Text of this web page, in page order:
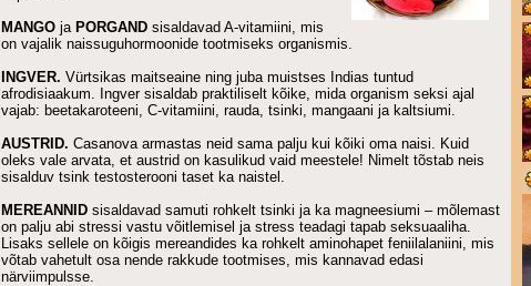
MANGO ja PORGAND sisaldavad A-vitamiini, mis
on vajalik naissuguhormoonide tootmiseks organismis.
INGVER. Vürtsikas maitseaine ning juba muistses Indias tuntud
afrodisiaakum. Ingver sisaldab praktiliselt kõike, mida organism seksi ajal
vajab: beetakaroteeni, C-vitamiini, rauda, tsinki, mangaani ja kaltsiumi.
AUSTRID. Casanova armastas neid sama palju kui kõiki oma naisi. Kuid
oleks vale arvata, et austrid on kasulikud vaid meestele! Nimelt tõstab neis
sisalduv tsink testosterooni taset ka naistel.
MEREANNID sisaldavad samuti rohkelt tsinki ja ka magneesiumi – mõlemast
on palju abi stressi vastu võitlemisel ja stress teadagi tapab seksuaaliha.
Lisaks sellele on kõigis mereandides ka rohkelt aminohapet feniilalaniini, mis
võtab vahetult osa nende rakkude tootmises, mis kannavad edasi
närviimpulsse.